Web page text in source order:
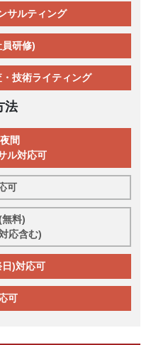
サルティング
研修)
技術ライティング
法
間
ル対応可
可
料)
応含む)
)対応可
可